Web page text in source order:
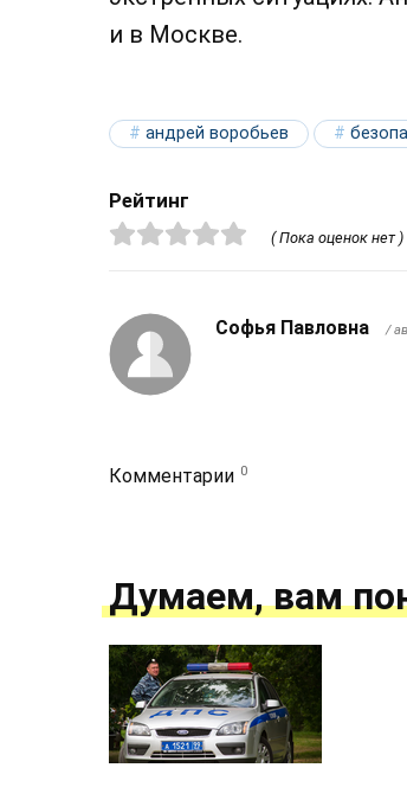
и в Москве.
андрей воробьев
Рейтинг
( Пока оценок нет )
Софья Павловна /
Комментарии 0
Думаем, вам